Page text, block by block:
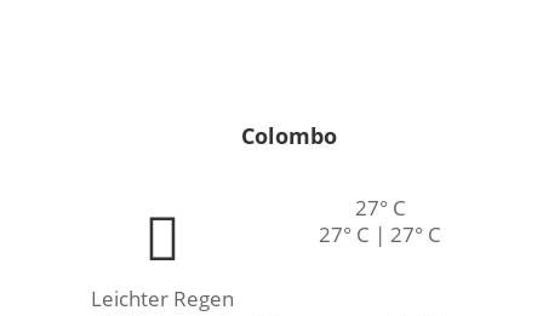
Colombo
Leichter Regen
27° C
27° C | 27° C